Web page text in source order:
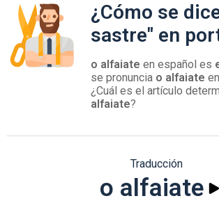
¿Cómo se
sastre" en
o alfaiate en español es
se pronuncia o alfaiate
¿Cuál es el artículo
alfaiate?
Traducción
o alfaiate